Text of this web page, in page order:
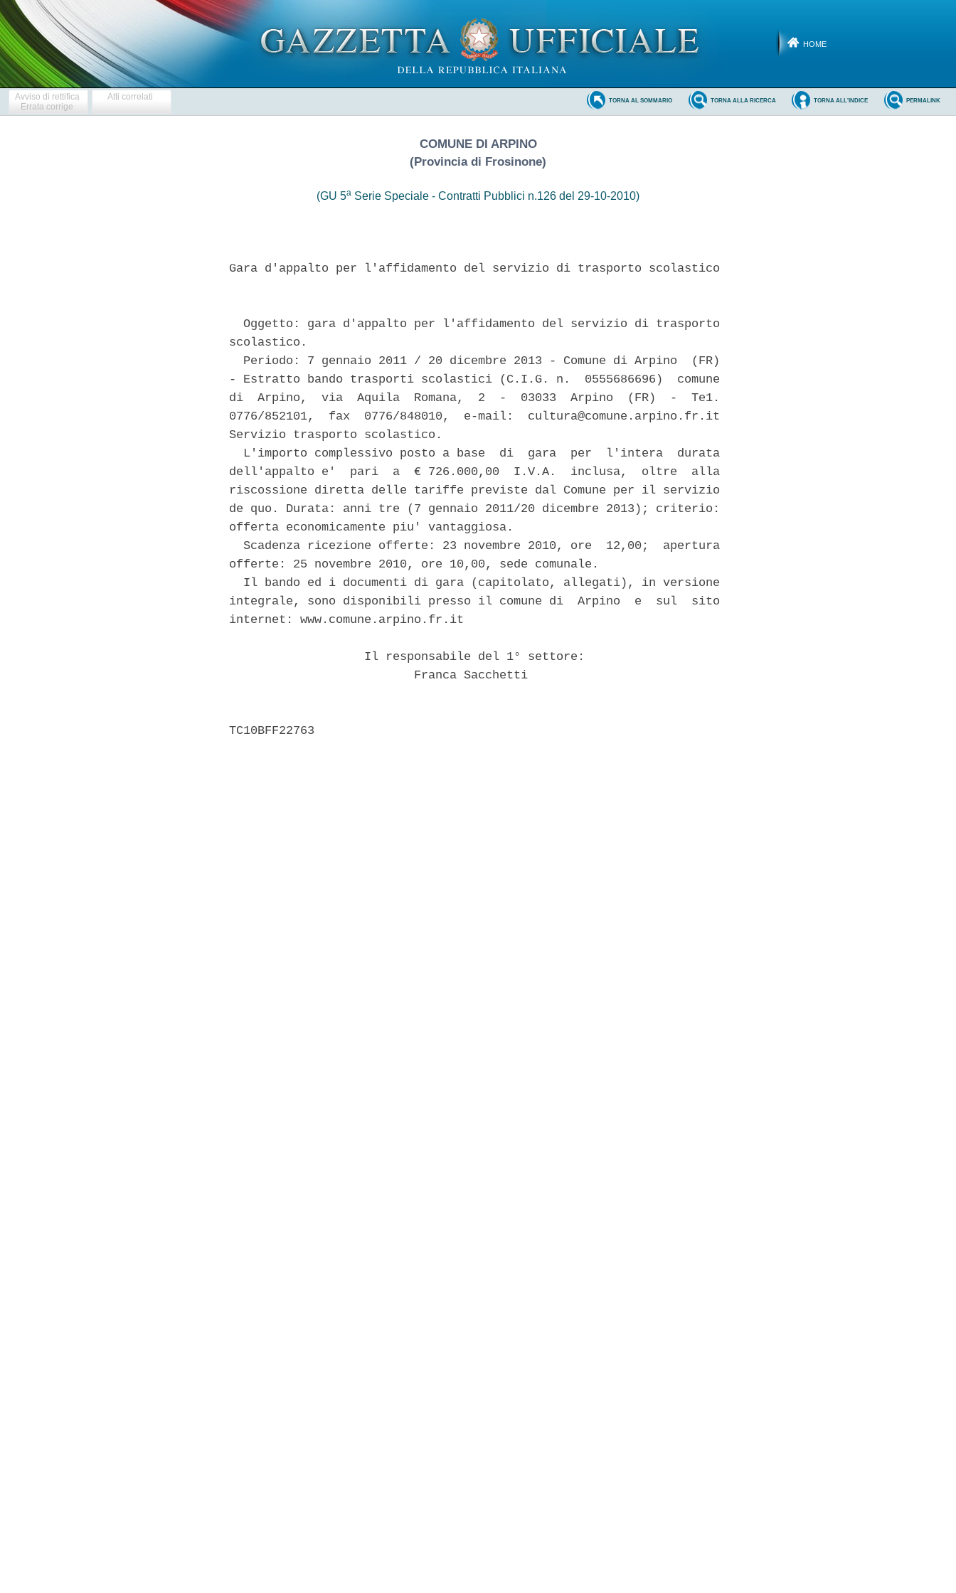
HOME
Avviso di rettifica
Errata corrige
Atti correlati PERMALINK
TORNA ALL'INDICE
TORNA ALLA RICERCA
TORNA AL SOMMARIO
COMUNE DI ARPINO
(Provincia di Frosinone)
(GU 5a Serie Speciale - Contratti Pubblici n.126 del 29-10-2010)
Gara d'appalto per l'affidamento del servizio di trasporto scolastico
  Oggetto: gara d'appalto per l'affidamento del servizio di trasporto
scolastico.
  Periodo: 7 gennaio 2011 / 20 dicembre 2013 - Comune di Arpino  (FR)
- Estratto bando trasporti scolastici (C.I.G. n.  0555686696)  comune
di  Arpino,  via  Aquila  Romana,  2  -  03033  Arpino  (FR)  -  Te1.
0776/852101,  fax  0776/848010,  e-mail:  cultura@comune.arpino.fr.it
Servizio trasporto scolastico.
  L'importo complessivo posto a base  di  gara  per  l'intera  durata
dell'appalto e'  pari  a  € 726.000,00  I.V.A.  inclusa,  oltre  alla
riscossione diretta delle tariffe previste dal Comune per il servizio
de quo. Durata: anni tre (7 gennaio 2011/20 dicembre 2013); criterio:
offerta economicamente piu' vantaggiosa.
  Scadenza ricezione offerte: 23 novembre 2010, ore  12,00;  apertura
offerte: 25 novembre 2010, ore 10,00, sede comunale.
  Il bando ed i documenti di gara (capitolato, allegati), in versione
integrale, sono disponibili presso il comune di  Arpino  e  sul  sito
internet: www.comune.arpino.fr.it
                   Il responsabile del 1° settore:
                          Franca Sacchetti